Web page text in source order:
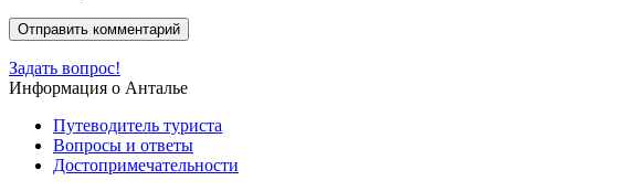
Задать вопрос!
Информация о Анталье
Путеводитель туриста
Вопросы и ответы
Достопримечательности